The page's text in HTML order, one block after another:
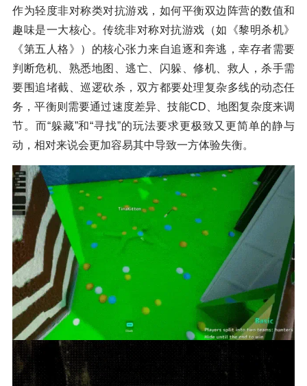
作为轻度非对称类对抗游戏，如何平衡双边阵营的数值和
趣味是一大核心。传统非对称对抗游戏（如《黎明杀机》
《第五人格》）的核心张力来自追逐和奔逃，幸存者需要
判断危机、熟悉地图、逃亡、闪躲、修机、救人，杀手需
要围追堵截、巡逻砍杀，双方都要处理复杂多线的动态任
务，平衡则需要通过速度差异、技能CD、地图复杂度来调
节。而“躲藏”和“寻找”的玩法要求更极致又更简单的静与
动，相对来说会更加容易其中导致一方体验失衡。